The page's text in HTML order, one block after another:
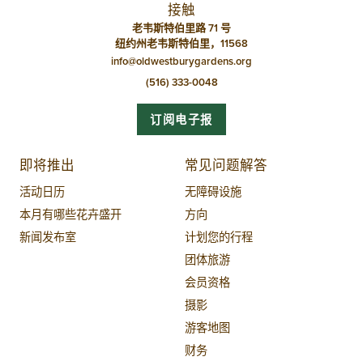
接触
老韦斯特伯里路 71 号
纽约州老韦斯特伯里，11568
info@oldwestburygardens.org
(516) 333-0048
订阅电子报
即将推出
活动日历
本月有哪些花卉盛开
新闻发布室
常见问题解答
无障碍设施
方向
计划您的行程
团体旅游
会员资格
摄影
游客地图
财务